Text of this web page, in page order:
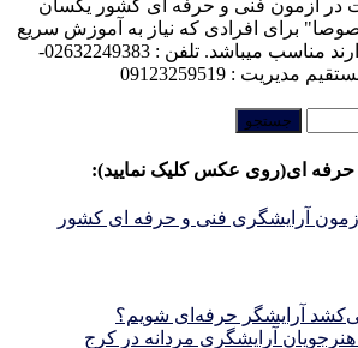
در آزمون فنی و حرفه ای کشور یکسان
برای افرادی که نیاز به آموزش سریع
و مهاجرت یا سفر را دارند مناسب میباشد. تلفن : 02632249383-
حرفه ای(روی عکس کلیک نمایید):
آرایشگر حرفه‌ای شویم؟